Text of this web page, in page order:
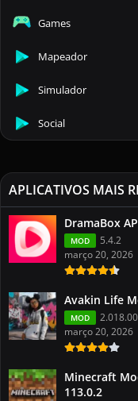
Games
Mapeador
Simulador
Social
APLICATIVOS MAIS
DramaBox
MOD
5.4.2
março 20, 2026
Avakin Life
MOD
2.018.00
março 20, 2026
Minecraft
113.0.2